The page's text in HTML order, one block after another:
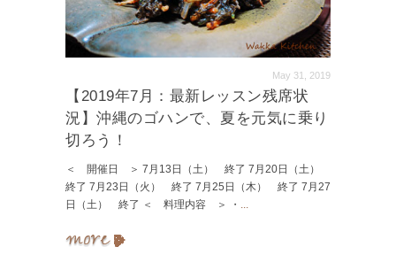
May 31, 2019
【2019年7月：最新レッスン残席状
況】沖縄のゴハンで、夏を元気に乗り
切ろう！
＜ 開催日 ＞ 7月13日（土） 終了 7月20日（土）
終了 7月23日（火） 終了 7月25日（木） 終了 7月27
日（土） 終了 ＜ 料理内容 ＞ ・ ...